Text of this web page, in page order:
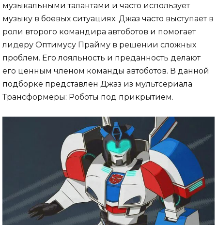
музыкальными талантами и часто использует
музыку в боевых ситуациях. Джаз часто выступает в
роли второго командира автоботов и помогает
лидеру Оптимусу Прайму в решении сложных
проблем. Его лояльность и преданность делают
его ценным членом команды автоботов. В данной
подборке представлен Джаз из мультсериала
Трансформеры: Роботы под прикрытием.